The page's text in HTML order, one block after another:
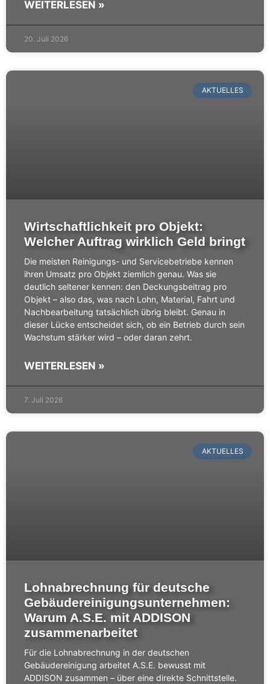
WEITERLESEN »
20. Juli 2026
AKTUELLES
Wirtschaftlichkeit pro Objekt:
Welcher Auftrag wirklich Geld bringt
Die meisten Reinigungs- und Servicebetriebe kennen
ihren Umsatz pro Objekt ziemlich genau. Was sie
deutlich seltener kennen: den Deckungsbeitrag pro
Objekt – also das, was nach Lohn, Material, Fahrt und
Nachbearbeitung tatsächlich übrig bleibt. Genau in
dieser Lücke entscheidet sich, ob ein Betrieb durch sein
Wachstum stärker wird – oder daran zehrt.
WEITERLESEN »
7. Juli 2026
AKTUELLES
Lohnabrechnung für deutsche
Gebäudereinigungsunternehmen:
Warum A.S.E. mit ADDISON
zusammenarbeitet
Für die Lohnabrechnung in der deutschen
Gebäudereinigung arbeitet A.S.E. bewusst mit
ADDISON zusammen – über eine direkte Schnittstelle.